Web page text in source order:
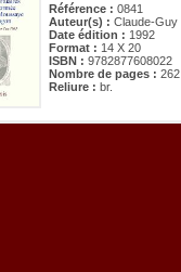
Référence : 0841
Auteur(s) : Claude-Guy
Date édition : 1992
Format : 14 X 20
ISBN : 9782877608022
Nombre de pages : 262
Reliure : br.